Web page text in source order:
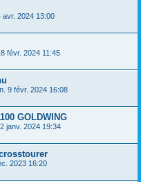
avr. 2024 13:00
févr. 2024 11:45
9 févr. 2024 16:08
GOLDWING
janv. 2024 19:34
2023 16:20